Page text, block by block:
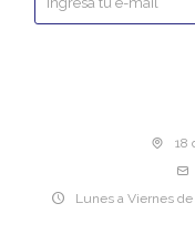
18
Lunes a Viernes